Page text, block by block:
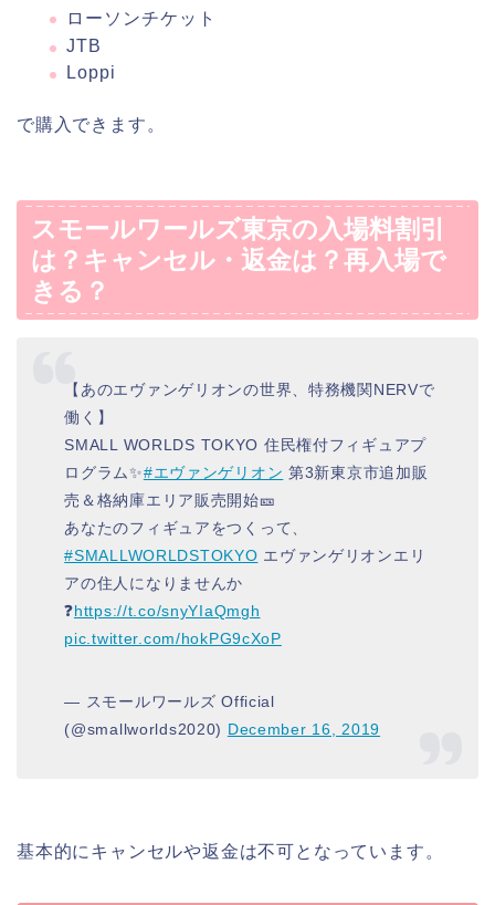
ローソンチケット
JTB
Loppi
で購入できます。
スモールワールズ東京の入場料割引
は？キャンセル・返金は？再入場で
きる？
【あのエヴァンゲリオンの世界、特務機関NERVで
働く】
SMALL WORLDS TOKYO 住民権付フィギュアプ
ログラム✨#エヴァンゲリオン 第3新東京市追加販
売＆格納庫エリア販売開始🎫
あなたのフィギュアをつくって、
#SMALLWORLDSTOKYO エヴァンゲリオンエリ
アの住人になりませんか
❓https://t.co/snyYIaQmgh
pic.twitter.com/hokPG9cXoP
— スモールワールズ Official
(@smallworlds2020) December 16, 2019
基本的にキャンセルや返金は不可となっています。